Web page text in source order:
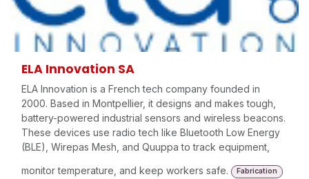
ELA Innovation SA
ELA Innovation is a French tech company founded in
2000. Based in Montpellier, it designs and makes tough,
battery-powered industrial sensors and wireless beacons.
These devices use radio tech like Bluetooth Low Energy
(BLE), Wirepas Mesh, and Quuppa to track equipment,
monitor temperature, and keep workers safe.
Fabrication